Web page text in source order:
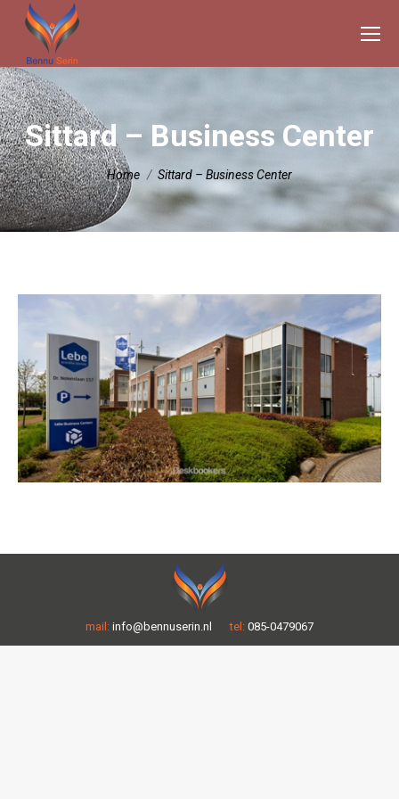
Sittard – Business Center
Je bent hier:
Home Sittard – Business Center
mail: info@bennuserin.nl tel: 085-0479067